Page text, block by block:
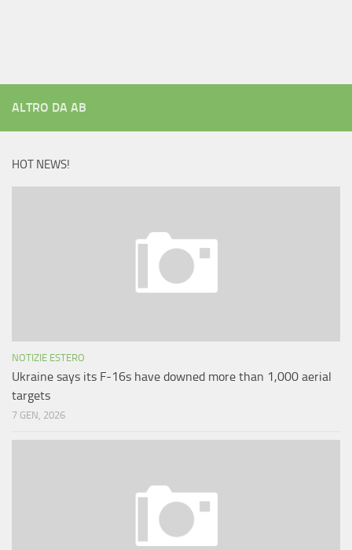
ALTRO DA AB
HOT NEWS!
NOTIZIE ESTERO
Ukraine says its F-16s have downed more than 1,000 aerial
targets
7 GEN, 2026